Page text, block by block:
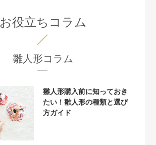
お役立ちコラム
雛人形コラム
雛人形購入前に知っておき
たい！雛人形の種類と選び
方ガイド